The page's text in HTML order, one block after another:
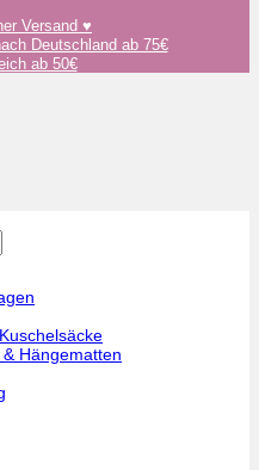
Versand ♥️
Deutschland ab 75€
ab 50€
Hängematten